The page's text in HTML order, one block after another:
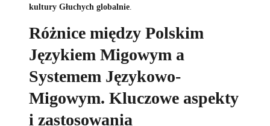
kultury Głuchych globalnie.
Różnice między Polskim
Językiem Migowym a
Systemem Językowo-
Migowym. Kluczowe aspekty
i zastosowania